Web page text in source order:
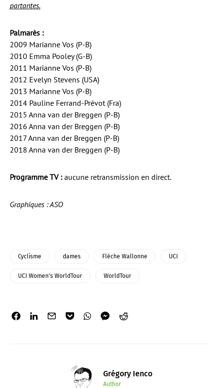
partantes.
Palmarès :
2009 Marianne Vos (P-B)
2010 Emma Pooley (G-B)
2011 Marianne Vos (P-B)
2012 Evelyn Stevens (USA)
2013 Marianne Vos (P-B)
2014 Pauline Ferrand-Prévot (Fra)
2015 Anna van der Breggen (P-B)
2016 Anna van der Breggen (P-B)
2017 Anna van der Breggen (P-B)
2018 Anna van der Breggen (P-B)
Programme TV : aucune retransmission en direct.
Graphiques : ASO
Cyclisme dames Flèche Wallonne UCI
UCI Women's WorldTour WorldTour
Grégory Ienco
Author